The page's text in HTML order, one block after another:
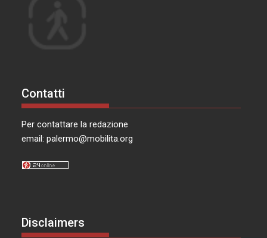
Contatti
Per contattare la redazione
email:palermo@mobilita.org
Disclaimers